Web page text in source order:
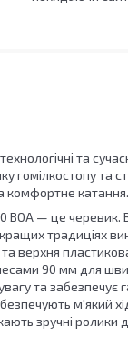
та
гомілкостопу та
комфортне катання.
BOA — це
традиціях
верхня
90 мм для
та
м'який
зручні